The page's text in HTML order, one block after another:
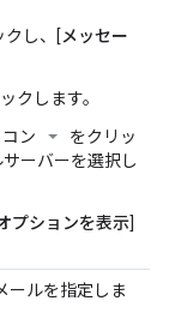
クし、[メッセー
クします。
ン
をクリッ
ーバーを選択し
プションを表示]
ールを指定しま